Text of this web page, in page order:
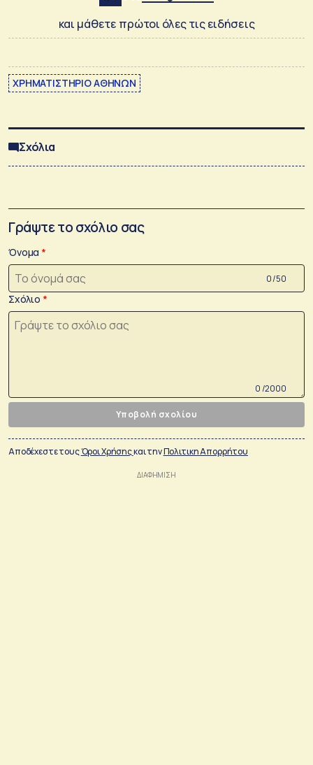
και μάθετε πρώτοι όλες τις ειδήσεις
ΧΡΗΜΑΤΙΣΤΗΡΙΟ ΑΘΗΝΩΝ
Σχόλια
Γράψτε το σχόλιο σας
Όνομα
0 /50
Σχόλιο
0 /2000
Υποβολή σχολίου
Αποδέχεστε τουςΌροι Χρήσηςκαι τηνΠολιτικη Απορρήτου